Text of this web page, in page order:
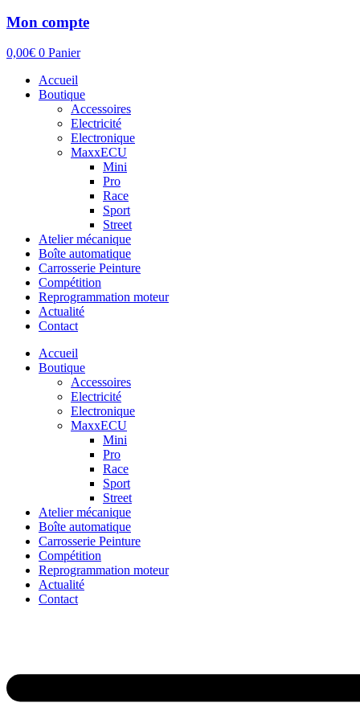
Mon compte
0,00€ 0 Panier
Accueil
Boutique
Accessoires
Electricité
Electronique
MaxxECU
Mini
Pro
Race
Sport
Street
Atelier mécanique
Boîte automatique
Carrosserie Peinture
Compétition
Reprogrammation moteur
Actualité
Contact
Accueil
Boutique
Accessoires
Electricité
Electronique
MaxxECU
Mini
Pro
Race
Sport
Street
Atelier mécanique
Boîte automatique
Carrosserie Peinture
Compétition
Reprogrammation moteur
Actualité
Contact